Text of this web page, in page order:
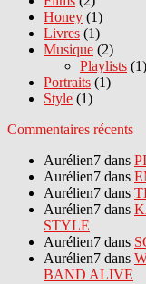
Honey (1)
Livres (1)
Musique (2)
Playlists (1)
Portraits (1)
Style (1)
Commentaires récents
Aurélien7 dans
Aurélien7 dans
Aurélien7 dans
Aurélien7 dans
STYLE
Aurélien7 dans
Aurélien7 dans
BAND ALIVE